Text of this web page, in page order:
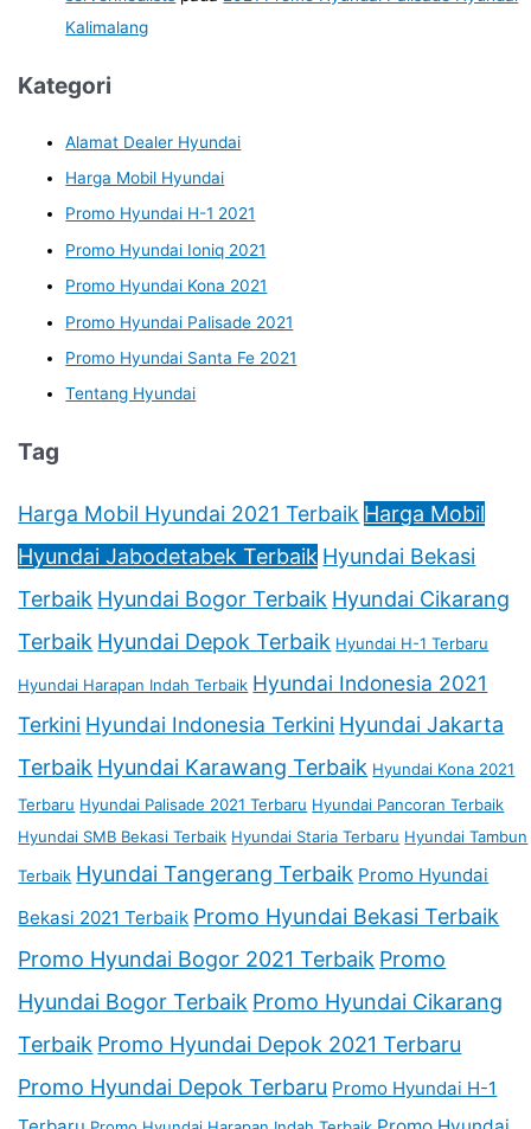
Kalimalang
Kategori
Alamat Dealer Hyundai
Harga Mobil Hyundai
Promo Hyundai H-1 2021
Promo Hyundai Ioniq 2021
Promo Hyundai Kona 2021
Promo Hyundai Palisade 2021
Promo Hyundai Santa Fe 2021
Tentang Hyundai
Tag
Harga Mobil Hyundai 2021 Terbaik Harga Mobil
Hyundai Jabodetabek Terbaik Hyundai Bekasi
Terbaik Hyundai Bogor Terbaik Hyundai Cikarang
Terbaik Hyundai Depok Terbaik Hyundai H-1 Terbaru
Hyundai Harapan Indah Terbaik Hyundai Indonesia 2021
Terkini Hyundai Indonesia Terkini Hyundai Jakarta
Terbaik Hyundai Karawang Terbaik Hyundai Kona 2021
Terbaru Hyundai Palisade 2021 Terbaru Hyundai Pancoran Terbaik
Hyundai SMB Bekasi Terbaik Hyundai Staria Terbaru Hyundai Tambun
Terbaik Hyundai Tangerang Terbaik Promo Hyundai
Bekasi 2021 Terbaik Promo Hyundai Bekasi Terbaik
Promo Hyundai Bogor 2021 Terbaik Promo
Hyundai Bogor Terbaik Promo Hyundai Cikarang
Terbaik Promo Hyundai Depok 2021 Terbaru
Promo Hyundai Depok Terbaru Promo Hyundai H-1